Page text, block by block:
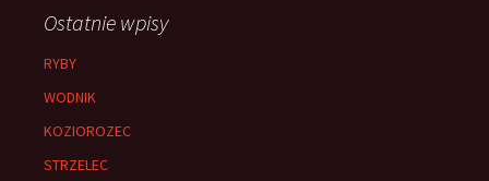
Ostatnie wpisy
RYBY
WODNIK
KOZIOROZEC
STRZELEC